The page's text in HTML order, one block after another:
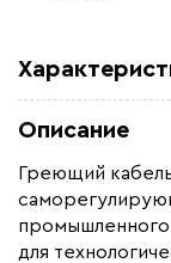
Монтаж
Описание
Греющий
промышленного
для